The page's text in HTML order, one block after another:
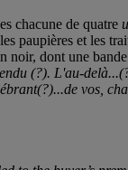
chacune de quatre
et les
dont une
(?). L'au-
vos ,